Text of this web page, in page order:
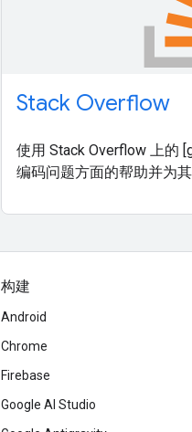
Stack Overflow
使用 Stack Overflow 上的
编码问题方面的帮助并为
构建
Android
Chrome
Firebase
Google AI Studio